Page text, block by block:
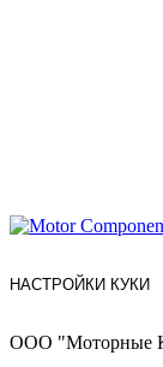
НАСТРОЙКИ КУКИ
ООО "Моторные